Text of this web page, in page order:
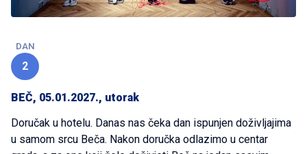
DAN
2
BEČ, 05.01.2027., utorak
Doručak u hotelu. Danas nas čeka dan ispunjen doživljajima
u samom srcu Beča. Nakon doručka odlazimo u centar